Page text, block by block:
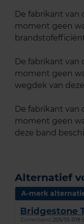
De fabrikant van
moment geen
De fabrikant van
moment geen
wegdek van
De fabrikant van
moment geen
deze band
Alternatief
A-merk
Bridgestone
Zomerband 205/55 R19